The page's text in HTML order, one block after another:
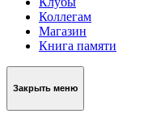
Коллегам
Магазин
Книга памяти
Закрыть меню